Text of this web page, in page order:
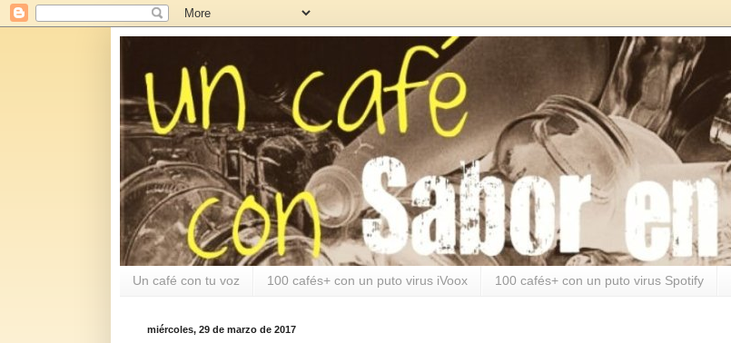
Un café con tu voz 100 cafés+ con un puto virus iVoox 100 cafés+ con un puto virus Spotify
miércoles, 29 de marzo de 2017